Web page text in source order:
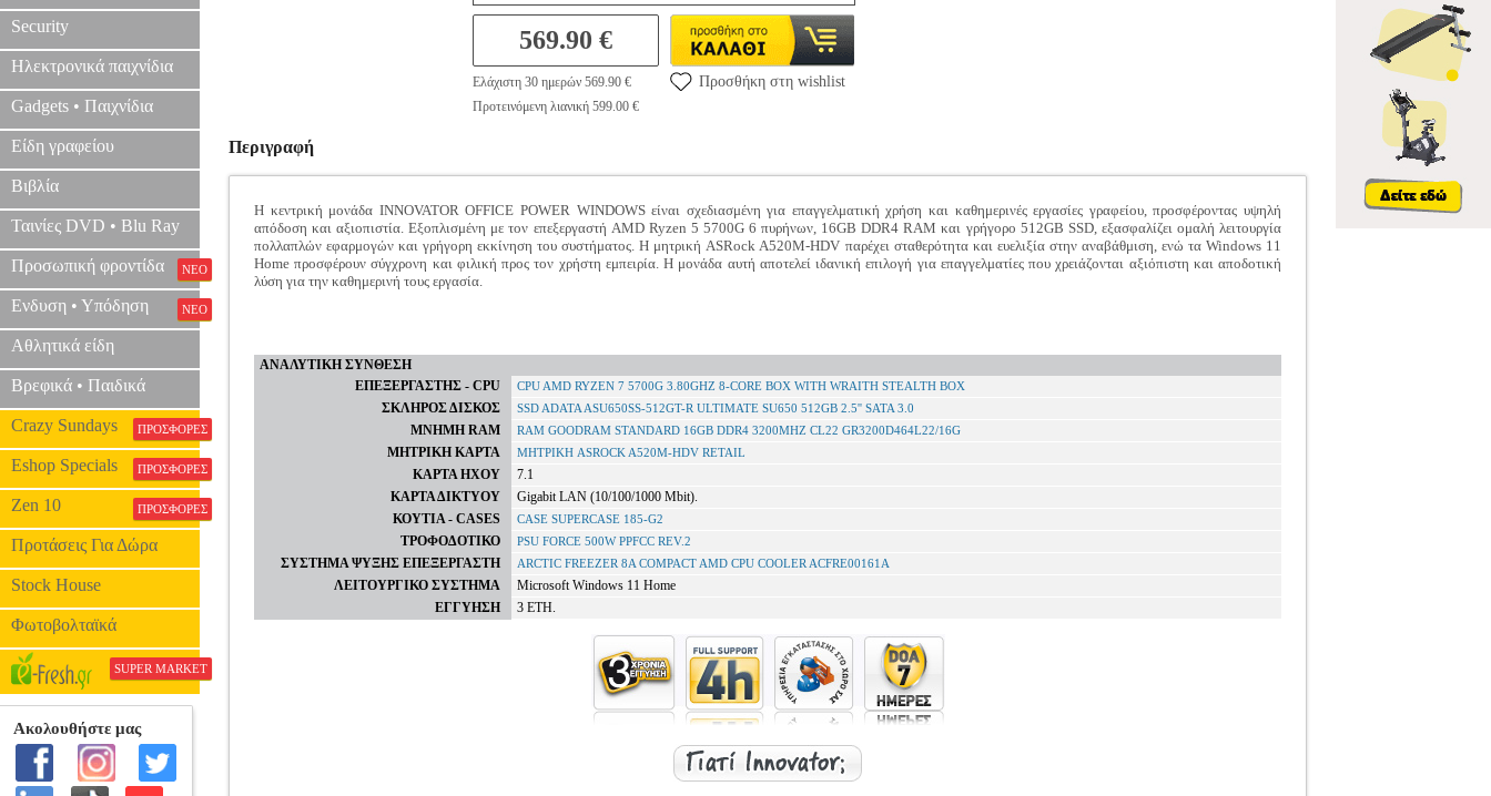
Security
Ηλεκτρονικά παιχνίδια
Gadgets • Παιχνίδια
Είδη γραφείου
Βιβλία
Ταινίες DVD • Blu Ray
Προσωπική φροντίδα ΝΕΟ
Ενδυση • Υπόδηση ΝΕΟ
Αθλητικά είδη
Βρεφικά • Παιδικά
Crazy Sundays ΠΡΟΣΦΟΡΕΣ
Eshop Specials ΠΡΟΣΦΟΡΕΣ
Zen 10 ΠΡΟΣΦΟΡΕΣ
Προτάσεις Για Δώρα
Stock House
Φωτοβολταϊκά
SUPER MARKET
569.90 €
Ελάχιστη 30 ημερών 569.90 €
Προτεινόμενη λιανική 599.00 €
Προσθήκη στη wishlist
Περιγραφή
Η κεντρική μονάδα INNOVATOR OFFICE POWER WINDOWS είναι σχεδιασμένη για επαγγελματική χρήση και καθημερινές εργασίες γραφείου, προσφέροντας υψηλή
απόδοση και αξιοπιστία. Εξοπλισμένη με τον επεξεργαστή AMD Ryzen 5 5700G 6 πυρήνων, 16GB DDR4 RAM και γρήγορο 512GB SSD, εξασφαλίζει ομαλή λειτουργία
πολλαπλών εφαρμογών και γρήγορη εκκίνηση του συστήματος. Η μητρική ASRock A520M-HDV παρέχει σταθερότητα και ευελιξία στην αναβάθμιση, ενώ τα Windows 11
Home προσφέρουν σύγχρονη και φιλική προς τον χρήστη εμπειρία. Η μονάδα αυτή αποτελεί ιδανική επιλογή για επαγγελματίες που χρειάζονται αξιόπιστη και αποδοτική
λύση για την καθημερινή τους εργασία.
ΑΝΑΛΥΤΙΚΗ ΣΥΝΘΕΣΗ
ΕΠΕΞΕΡΓΑΣΤΗΣ - CPU
CPU AMD RYZEN 7 5700G 3.80GHZ 8-CORE BOX WITH WRAITH STEALTH BOX
ΣΚΛΗΡΟΣ ΔΙΣΚΟΣ SSD ADATA ASU650SS-512GT-R ULTIMATE SU650 512GB 2.5'' SATA 3.0
ΜΝΗΜΗ RAM RAM GOODRAM STANDARD 16GB DDR4 3200MHZ CL22 GR3200D464L22/16G
ΜΗΤΡΙΚΗ ΚΑΡΤΑ ΜΗΤΡΙΚΗ ASROCK A520M-HDV RETAIL
ΚΑΡΤΑ ΗΧΟΥ
7.1
ΚΑΡΤΑ ΔΙΚΤΥΟΥ
Gigabit LAN (10/100/1000 Mbit).
ΚΟΥΤΙΑ - CASES
CASE SUPERCASE 185-G2
ΤΡΟΦΟΔΟΤΙΚΟ PSU FORCE 500W PPFCC REV.2
ΣΥΣΤΗΜΑ ΨΥΞΗΣ ΕΠΕΞΕΡΓΑΣΤΗ ARCTIC FREEZER 8A COMPACT AMD CPU COOLER ACFRE00161A
ΛΕΙΤΟΥΡΓΙΚΟ ΣΥΣΤΗΜΑ
Microsoft Windows 11 Home
ΕΓΓΥΗΣΗ
3 ΕΤΗ.